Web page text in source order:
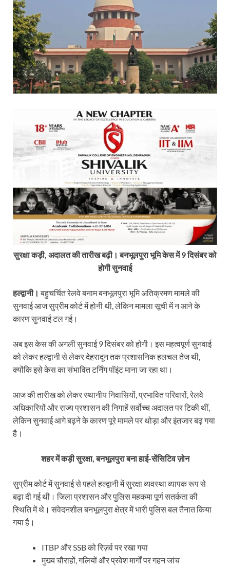
सुरक्षा कड़ी, अदालत की तारीख बढ़ी। बनभूलपुरा भूमि केस में 9 दिसंबर को
होगी सुनवाई
हल्द्वानी। बहुचर्चित रेलवे बनाम बनभूलपुरा भूमि अतिक्रमण मामले की
सुनवाई आज सुप्रीम कोर्ट में होनी थी, लेकिन मामला सूची में न आने के
कारण सुनवाई टल गई।
अब इस केस की अगली सुनवाई 9 दिसंबर को होगी। इस महत्वपूर्ण सुनवाई
को लेकर हल्द्वानी से लेकर देहरादून तक प्रशासनिक हलचल तेज थी,
क्योंकि इसे केस का संभावित टर्निंग पॉइंट माना जा रहा था।
आज की तारीख को लेकर स्थानीय निवासियों, प्रभावित परिवारों, रेलवे
अधिकारियों और राज्य प्रशासन की निगाहें सर्वोच्च अदालत पर टिकी थीं,
लेकिन सुनवाई आगे बढ़ने के कारण पूरे मामले पर थोड़ा और इंतजार बढ़ गया
है।
शहर में कड़ी सुरक्षा, बनभूलपुरा बना हाई-सेंसिटिव ज़ोन
सुप्रीम कोर्ट में सुनवाई से पहले हल्द्वानी में सुरक्षा व्यवस्था व्यापक रूप से
बढ़ा दी गई थी। जिला प्रशासन और पुलिस महकमा पूर्ण सतर्कता की
स्थिति में थे। संवेदनशील बनभूलपुरा क्षेत्र में भारी पुलिस बल तैनात किया
गया है।
ITBP और SSB को रिज़र्व पर रखा गया
मुख्य चौराहों, गलियों और प्रवेश मार्गों पर गहन जांच